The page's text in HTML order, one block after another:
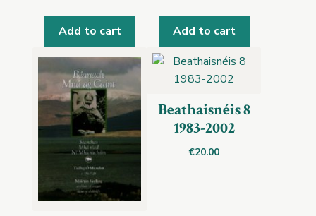
Add to cart Add to cart
Beathaisnéis 8
1983-2002
€20.00